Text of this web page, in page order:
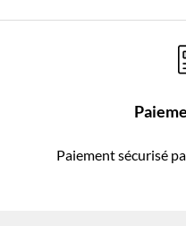
Paiement sécurisé